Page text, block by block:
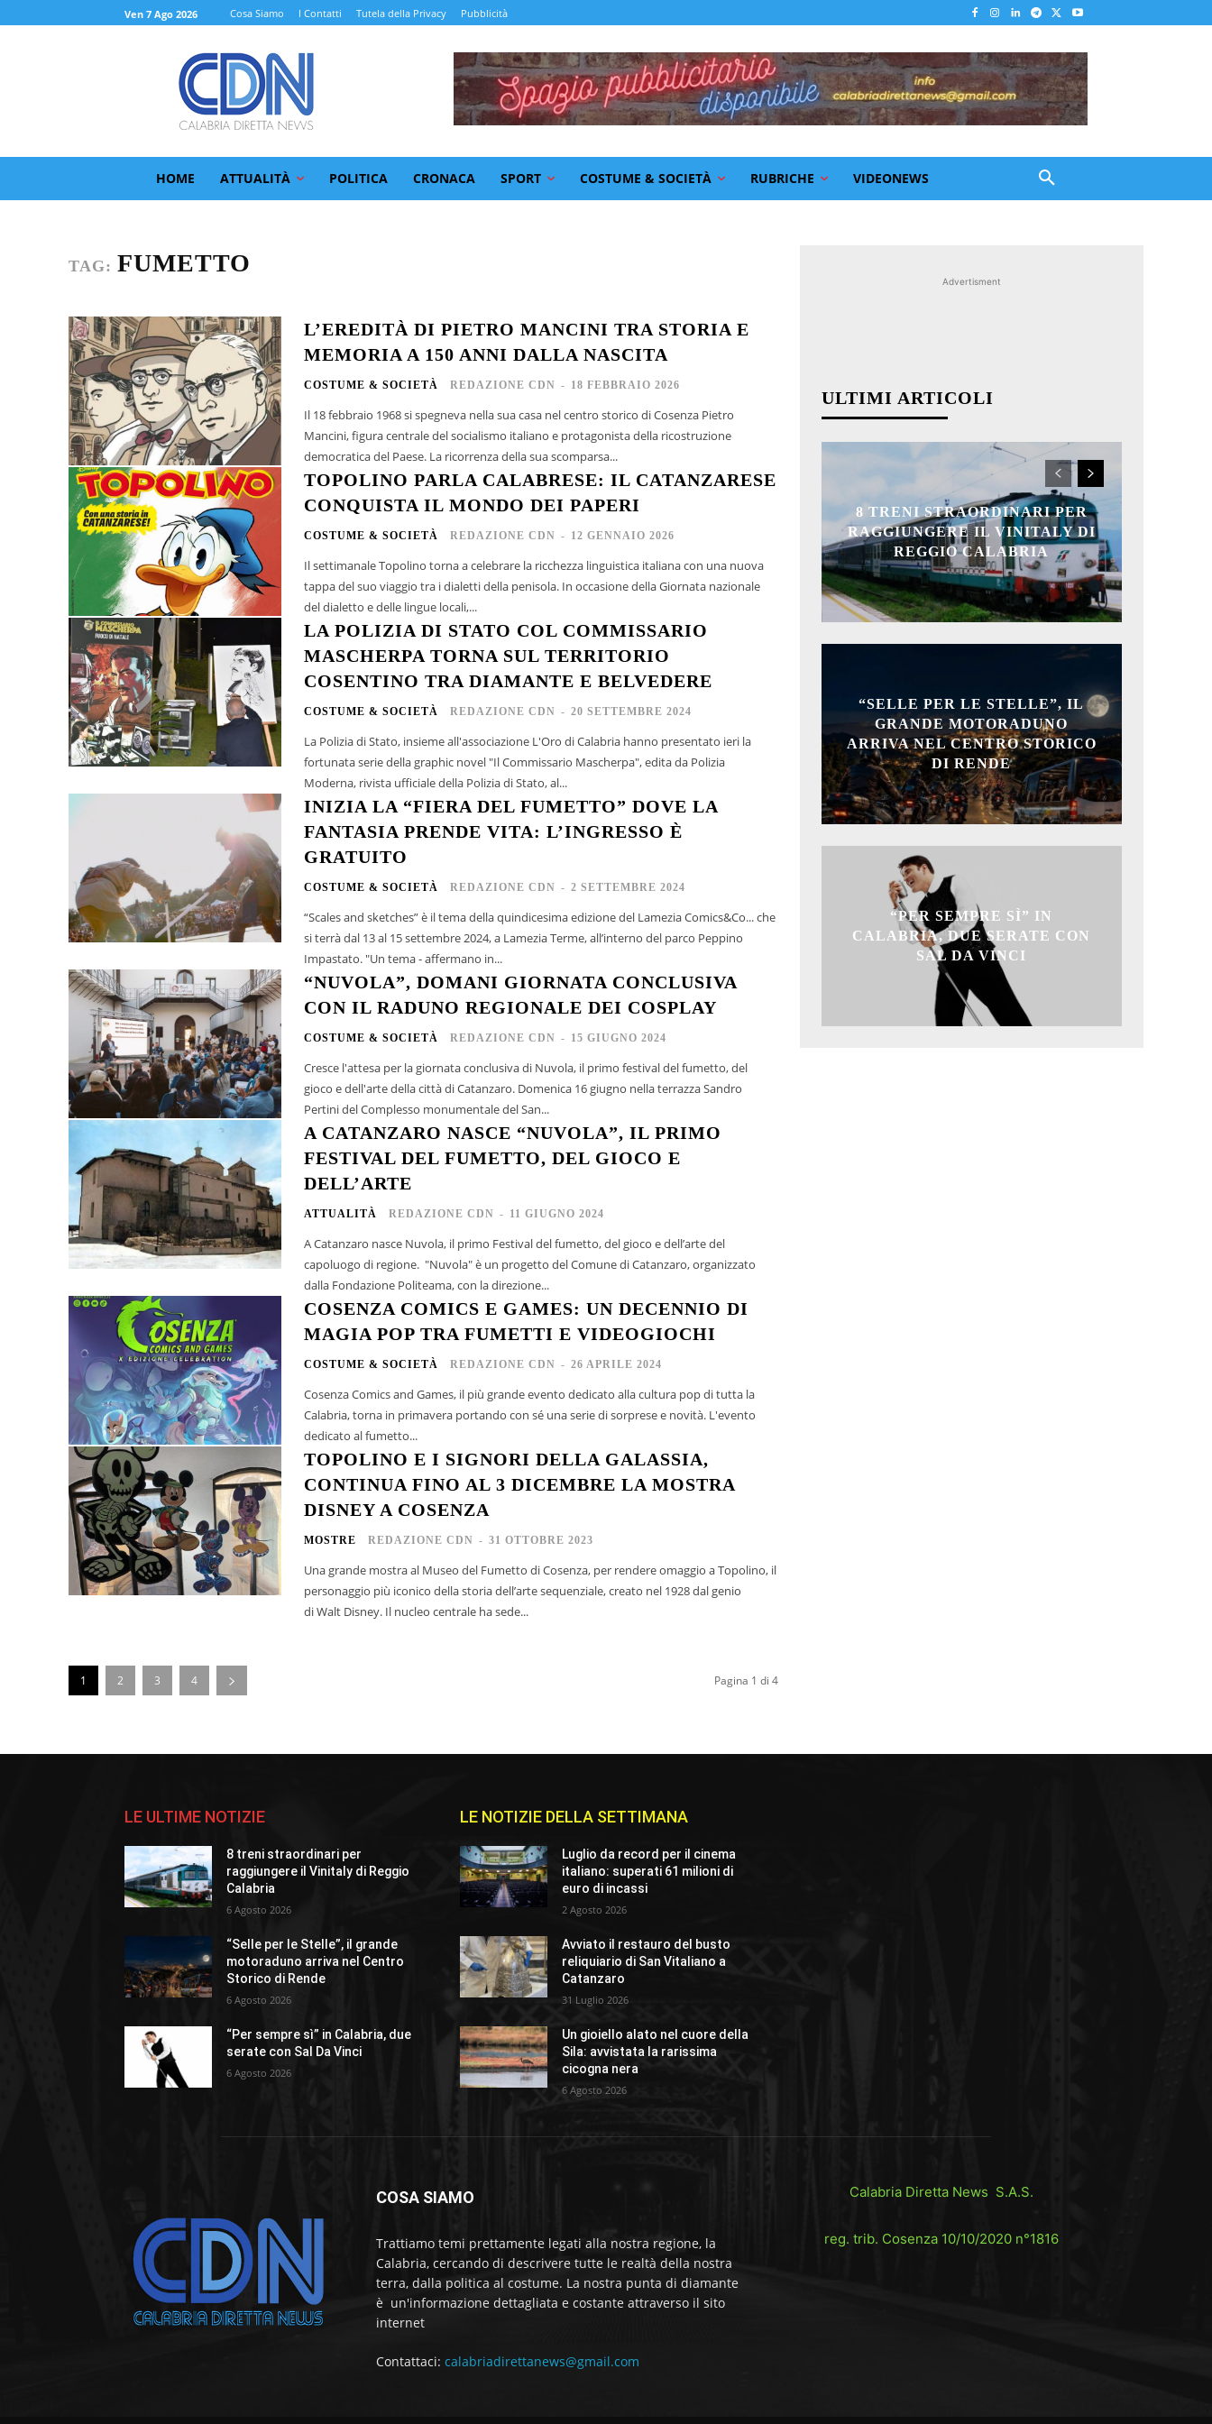
Ven 7 Ago 2026 Cosa Siamo I Contatti Tutela della Privacy Pubblicità
HOME ATTUALITÀ POLITICA CRONACA SPORT COSTUME & SOCIETÀ RUBRICHE VIDEONEWS
TAG: FUMETTO
L’EREDITÀ DI PIETRO MANCINI TRA STORIA E
MEMORIA A 150 ANNI DALLA NASCITA
COSTUME & SOCIETÀ REDAZIONE CDN - 18 FEBBRAIO 2026
Il 18 febbraio 1968 si spegneva nella sua casa nel centro storico di Cosenza Pietro
Mancini, figura centrale del socialismo italiano e protagonista della ricostruzione
democratica del Paese. La ricorrenza della sua scomparsa...
TOPOLINO PARLA CALABRESE: IL CATANZARESE
CONQUISTA IL MONDO DEI PAPERI
COSTUME & SOCIETÀ REDAZIONE CDN - 12 GENNAIO 2026
Il settimanale Topolino torna a celebrare la ricchezza linguistica italiana con una nuova
tappa del suo viaggio tra i dialetti della penisola. In occasione della Giornata nazionale
del dialetto e delle lingue locali,...
LA POLIZIA DI STATO COL COMMISSARIO
MASCHERPA TORNA SUL TERRITORIO
COSENTINO TRA DIAMANTE E BELVEDERE
COSTUME & SOCIETÀ REDAZIONE CDN - 20 SETTEMBRE 2024
La Polizia di Stato, insieme all'associazione L'Oro di Calabria hanno presentato ieri la
fortunata serie della graphic novel "Il Commissario Mascherpa", edita da Polizia
Moderna, rivista ufficiale della Polizia di Stato, al...
INIZIA LA “FIERA DEL FUMETTO” DOVE LA
FANTASIA PRENDE VITA: L’INGRESSO È
GRATUITO
COSTUME & SOCIETÀ REDAZIONE CDN - 2 SETTEMBRE 2024
“Scales and sketches” è il tema della quindicesima edizione del Lamezia Comics&Co... che
si terrà dal 13 al 15 settembre 2024, a Lamezia Terme, all’interno del parco Peppino
Impastato. "Un tema - affermano in...
“NUVOLA”, DOMANI GIORNATA CONCLUSIVA
CON IL RADUNO REGIONALE DEI COSPLAY
COSTUME & SOCIETÀ REDAZIONE CDN - 15 GIUGNO 2024
Cresce l'attesa per la giornata conclusiva di Nuvola, il primo festival del fumetto, del
gioco e dell'arte della città di Catanzaro. Domenica 16 giugno nella terrazza Sandro
Pertini del Complesso monumentale del San...
A CATANZARO NASCE “NUVOLA”, IL PRIMO
FESTIVAL DEL FUMETTO, DEL GIOCO E
DELL’ARTE
ATTUALITÀ REDAZIONE CDN - 11 GIUGNO 2024
A Catanzaro nasce Nuvola, il primo Festival del fumetto, del gioco e dell’arte del
capoluogo di regione. "Nuvola" è un progetto del Comune di Catanzaro, organizzato
dalla Fondazione Politeama, con la direzione...
COSENZA COMICS E GAMES: UN DECENNIO DI
MAGIA POP TRA FUMETTI E VIDEOGIOCHI
COSTUME & SOCIETÀ REDAZIONE CDN - 26 APRILE 2024
Cosenza Comics and Games, il più grande evento dedicato alla cultura pop di tutta la
Calabria, torna in primavera portando con sé una serie di sorprese e novità. L'evento
dedicato al fumetto...
TOPOLINO E I SIGNORI DELLA GALASSIA,
CONTINUA FINO AL 3 DICEMBRE LA MOSTRA
DISNEY A COSENZA
MOSTRE REDAZIONE CDN - 31 OTTOBRE 2023
Una grande mostra al Museo del Fumetto di Cosenza, per rendere omaggio a Topolino, il
personaggio più iconico della storia dell’arte sequenziale, creato nel 1928 dal genio
di Walt Disney. Il nucleo centrale ha sede...
1 2 3 4 Pagina 1 di 4
Advertisment
ULTIMI ARTICOLI
8 TRENI STRAORDINARI PER
RAGGIUNGERE IL VINITALY DI
REGGIO CALABRIA
“SELLE PER LE STELLE”, IL
GRANDE MOTORADUNO
ARRIVA NEL CENTRO STORICO
DI RENDE
“PER SEMPRE SÌ” IN
CALABRIA, DUE SERATE CON
SAL DA VINCI
LE ULTIME NOTIZIE
8 treni straordinari per
raggiungere il Vinitaly di Reggio
Calabria
6 Agosto 2026
“Selle per le Stelle”, il grande
motoraduno arriva nel Centro
Storico di Rende
6 Agosto 2026
“Per sempre sì” in Calabria, due
serate con Sal Da Vinci
6 Agosto 2026
LE NOTIZIE DELLA SETTIMANA
Luglio da record per il cinema
italiano: superati 61 milioni di
euro di incassi
2 Agosto 2026
Avviato il restauro del busto
reliquiario di San Vitaliano a
Catanzaro
31 Luglio 2026
Un gioiello alato nel cuore della
Sila: avvistata la rarissima
cicogna nera
6 Agosto 2026
COSA SIAMO
Trattiamo temi prettamente legati alla nostra regione, la
Calabria, cercando di descrivere tutte le realtà della nostra
terra, dalla politica al costume. La nostra punta di diamante
è un'informazione dettagliata e costante attraverso il sito
internet
Contattaci: calabriadirettanews@gmail.com
Calabria Diretta News S.A.S.
reg. trib. Cosenza 10/10/2020 n°1816